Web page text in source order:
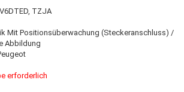
TZJA
Mit Positionsüberwachung (Steckeranschluss) /
Abbildung
erforderlich